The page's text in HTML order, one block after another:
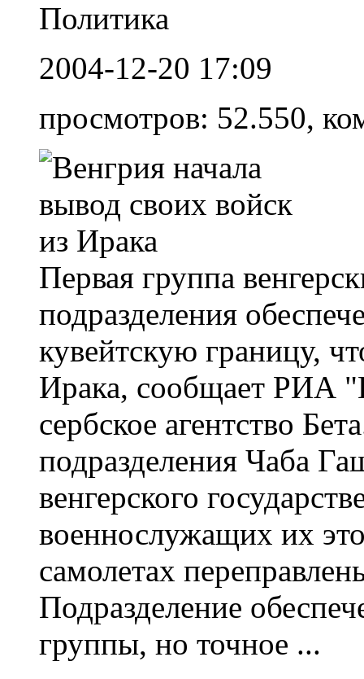
Политика
2004-12-20 17:09
просмотров: 52.550,
Первая группа
подразделения
кувейтскую границу,
Ирака, сообщает РИА
сербское агентство
подразделения Чаба
венгерского
военнослужащих их
самолетах
Подразделение
группы, но точное ...